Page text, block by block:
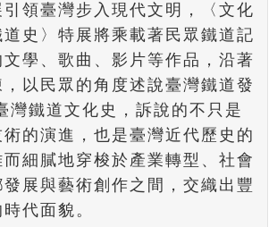
領臺灣步入現代文明，〈文化
史〉特展將乘載著民眾鐵道記
學、歌曲、影片等作品，沿著
以民眾的角度述說臺灣鐵道發
灣鐵道文化史，訴說的不只是
的演進，也是臺灣近代歷史的
細膩地穿梭於產業轉型、社會
展與藝術創作之間，交織出豐
代面貌。